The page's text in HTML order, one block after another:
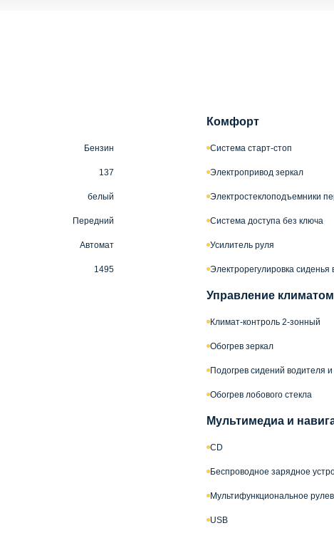
Бензин
137
белый
Передний
Автомат
1495
Комфорт
Система старт-стоп
Электропривод зеркал
Электростеклоподъемники
Система доступа без ключа
Усилитель руля
Электрорегулировка сиденья
Управление
Климат-контроль 2-зонный
Обогрев зеркал
Подогрев сидений водителя
Обогрев лобового стекла
Мультимедиа и
CD
Беспроводное зарядное
Мультифункциональное
USB